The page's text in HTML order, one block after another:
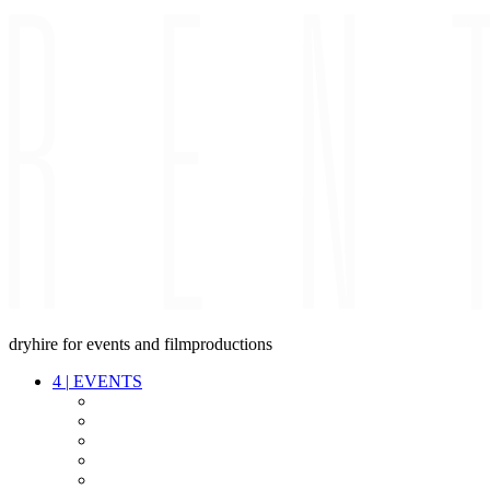
dryhire for events and filmproductions
4 | EVENTS